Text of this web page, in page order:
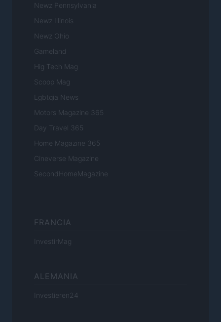
Newz Pennsylvania
Newz Illinois
Newz Ohio
Gameland
Hig Tech Mag
Scoop Mag
Lgbtqia News
Motors Magazine 365
Day Travel 365
Home Magazine 365
Cineverse Magazine
SecondHomeMagazine
FRANCIA
InvestirMag
ALEMANIA
Investieren24